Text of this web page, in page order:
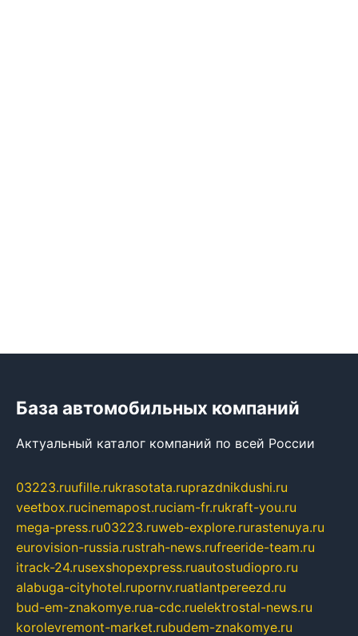
База автомобильных компаний
Актуальный каталог компаний по всей России
03223.ruufille.rukrasotata.ruprazdnikdushi.ru
veetbox.rucinemapost.ruciam-fr.rukraft-you.ru
mega-press.ru03223.ruweb-explore.rurastenuya.ru
eurovision-russia.rustrah-news.rufreeride-team.ru
itrack-24.rusexshopexpress.ruautostudiopro.ru
alabuga-cityhotel.rupornv.ruatlantpereezd.ru
bud-em-znakomye.rua-cdc.ruelektrostal-news.ru
korolevremont-market.rubudem-znakomye.ru